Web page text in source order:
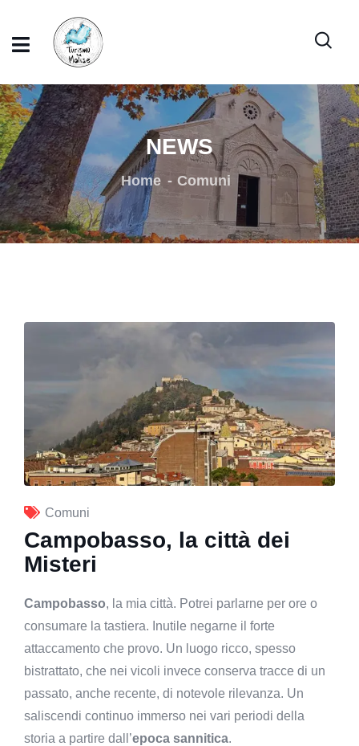
NEWS
Home Comuni
Comuni
Campobasso, la città dei
Misteri
Campobasso, la mia città. Potrei parlarne per ore o
consumare la tastiera. Inutile negarne il forte
attaccamento che provo. Un luogo ricco, spesso
bistrattato, che nei vicoli invece conserva tracce di un
passato, anche recente, di notevole rilevanza. Un
saliscendi continuo immerso nei vari periodi della
storia a partire dall’epoca sannitica.